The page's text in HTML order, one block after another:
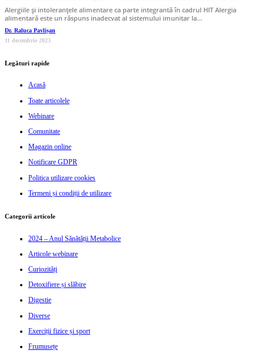
Alergiile şi intoleranţele alimentare ca parte integrantă în cadrul HIT Alergia
alimentară este un răspuns inadecvat al sistemului imunitar la…
Dr. Raluca Pavlișan
11 decembrie 2023
Legături rapide
Acasă
Toate articolele
Webinare
Comunitate
Magazin online
Notificare GDPR
Politica utilizare cookies
Termeni și condiții de utilizare
Categorii articole
2024 – Anul Sănătății Metabolice
Articole webinare
Curiozități
Detoxifiere și slăbire
Digestie
Diverse
Exerciții fizice și sport
Frumusețe